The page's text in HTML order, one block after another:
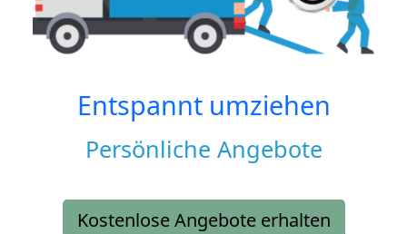
Entspannt umziehen
Persönliche Angebote
Kostenlose Angebote erhalten